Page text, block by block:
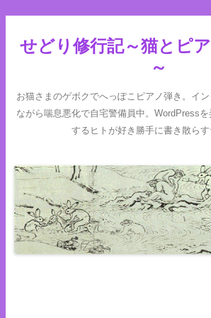
せどり修行記～猫とピ
～
お猫さまのゲボクでへっぽこピアノ弾き。イ
ながら喘息悪化で自宅警備員中。WordPress
するヒトが好き勝手に書き散らす